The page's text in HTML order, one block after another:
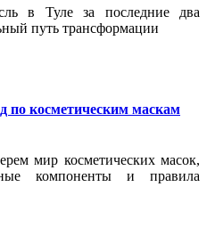
в Туле за последние два
путь трансформации
по косметическим маскам
мир косметических масок,
компоненты и правила